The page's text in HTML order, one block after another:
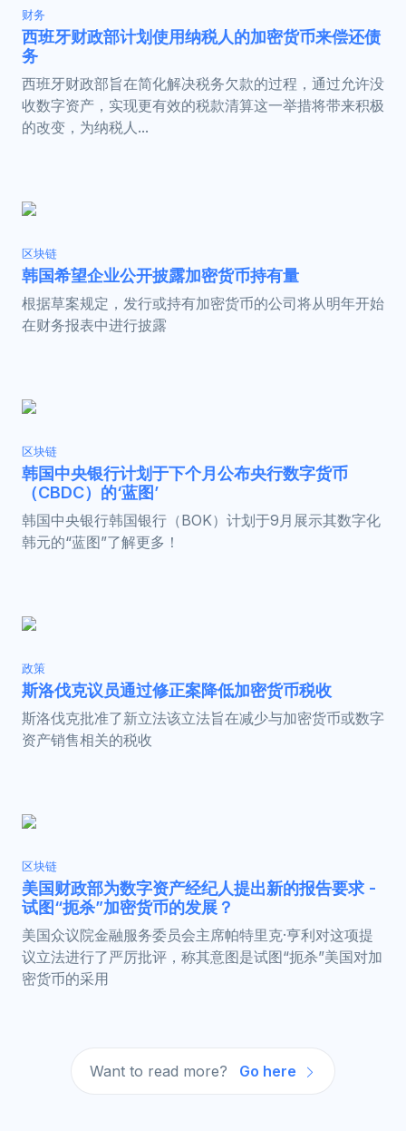
财务
西班牙财政部计划使用纳税人的加密货币来偿还债
务
西班牙财政部旨在简化解决税务欠款的过程，通过允许没
收数字资产，实现更有效的税款清算这一举措将带来积极
的改变，为纳税人...
区块链
韩国希望企业公开披露加密货币持有量
根据草案规定，发行或持有加密货币的公司将从明年开始
在财务报表中进行披露
区块链
韩国中央银行计划于下个月公布央行数字货币
（CBDC）的‘蓝图’
韩国中央银行韩国银行（BOK）计划于9月展示其数字化
韩元的“蓝图”了解更多！
政策
斯洛伐克议员通过修正案降低加密货币税收
斯洛伐克批准了新立法该立法旨在减少与加密货币或数字
资产销售相关的税收
区块链
美国财政部为数字资产经纪人提出新的报告要求 -
试图“扼杀”加密货币的发展？
美国众议院金融服务委员会主席帕特里克·亨利对这项提
议立法进行了严厉批评，称其意图是试图“扼杀”美国对加
密货币的采用
Want to read more? Go here